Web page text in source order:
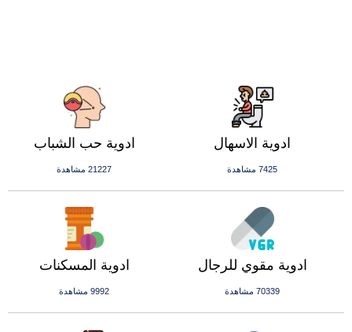
ادوية حب الشباب
21227 مشاهدة
ادوية الاسهال
7425 مشاهدة
ادوية المسكنات
9992 مشاهدة
ادوية مقوي للرجال
70339 مشاهدة